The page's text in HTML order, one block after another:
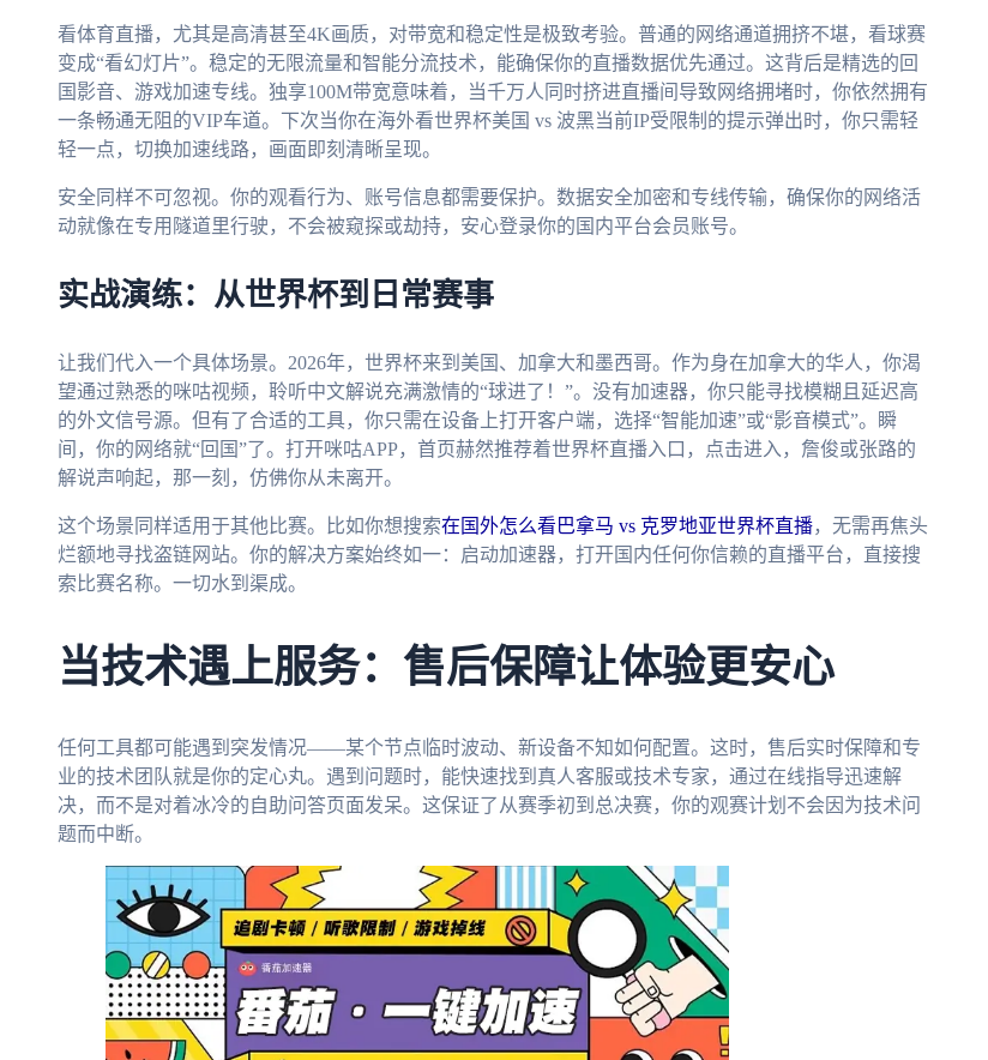
看体育直播，尤其是高清甚至4K画质，对带宽和稳定性是极致考验。普通的网络通道拥挤不堪，看球赛
变成“看幻灯片”。稳定的无限流量和智能分流技术，能确保你的直播数据优先通过。这背后是精选的回
国影音、游戏加速专线。独享100M带宽意味着，当千万人同时挤进直播间导致网络拥堵时，你依然拥有
一条畅通无阻的VIP车道。下次当你在海外看世界杯美国 vs 波黑当前IP受限制的提示弹出时，你只需轻
轻一点，切换加速线路，画面即刻清晰呈现。
安全同样不可忽视。你的观看行为、账号信息都需要保护。数据安全加密和专线传输，确保你的网络活
动就像在专用隧道里行驶，不会被窥探或劫持，安心登录你的国内平台会员账号。
实战演练：从世界杯到日常赛事
让我们代入一个具体场景。2026年，世界杯来到美国、加拿大和墨西哥。作为身在加拿大的华人，你渴
望通过熟悉的咪咕视频，聆听中文解说充满激情的“球进了！”。没有加速器，你只能寻找模糊且延迟高
的外文信号源。但有了合适的工具，你只需在设备上打开客户端，选择“智能加速”或“影音模式”。瞬
间，你的网络就“回国”了。打开咪咕APP，首页赫然推荐着世界杯直播入口，点击进入，詹俊或张路的
解说声响起，那一刻，仿佛你从未离开。
这个场景同样适用于其他比赛。比如你想搜索在国外怎么看巴拿马 vs 克罗地亚世界杯直播，无需再焦头
烂额地寻找盗链网站。你的解决方案始终如一：启动加速器，打开国内任何你信赖的直播平台，直接搜
索比赛名称。一切水到渠成。
当技术遇上服务：售后保障让体验更安心
任何工具都可能遇到突发情况——某个节点临时波动、新设备不知如何配置。这时，售后实时保障和专
业的技术团队就是你的定心丸。遇到问题时，能快速找到真人客服或技术专家，通过在线指导迅速解
决，而不是对着冰冷的自助问答页面发呆。这保证了从赛季初到总决赛，你的观赛计划不会因为技术问
题而中断。